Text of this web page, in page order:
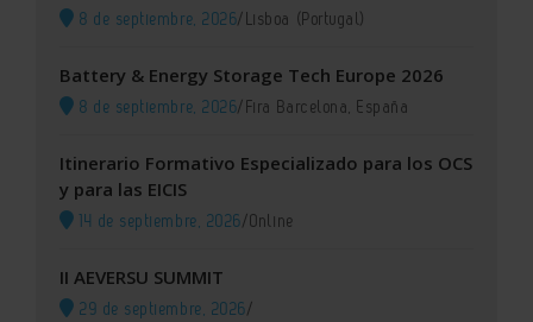
8 de septiembre, 2026/Lisboa (Portugal)
Battery & Energy Storage Tech Europe 2026
8 de septiembre, 2026/Fira Barcelona, España
Itinerario Formativo Especializado para los OCS
y para las EICIS
14 de septiembre, 2026/Online
II AEVERSU SUMMIT
29 de septiembre, 2026/